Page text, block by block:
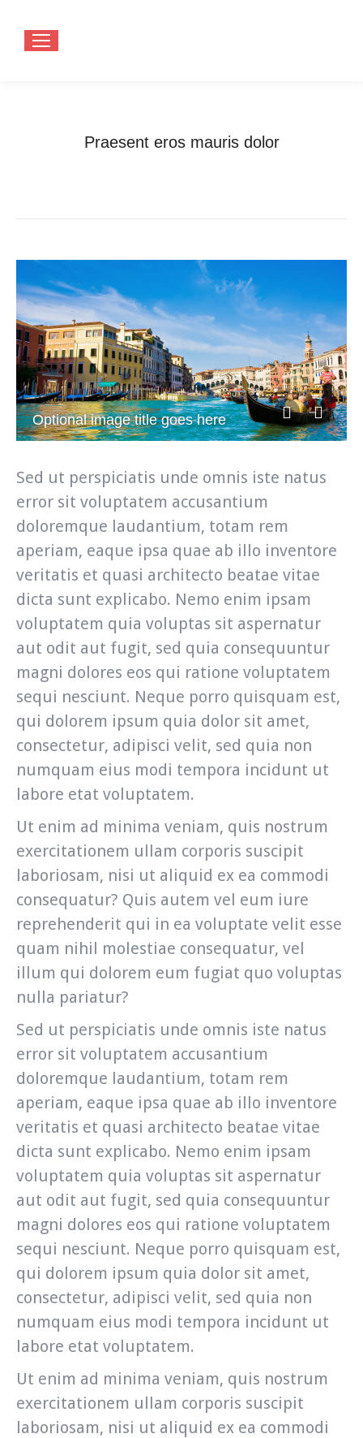
Praesent eros mauris dolor
Optional image title goes here
Sed ut perspiciatis unde omnis iste natus
error sit voluptatem accusantium
doloremque laudantium, totam rem
aperiam, eaque ipsa quae ab illo inventore
veritatis et quasi architecto beatae vitae
dicta sunt explicabo. Nemo enim ipsam
voluptatem quia voluptas sit aspernatur
aut odit aut fugit, sed quia consequuntur
magni dolores eos qui ratione voluptatem
sequi nesciunt. Neque porro quisquam est,
qui dolorem ipsum quia dolor sit amet,
consectetur, adipisci velit, sed quia non
numquam eius modi tempora incidunt ut
labore etat voluptatem.
Ut enim ad minima veniam, quis nostrum
exercitationem ullam corporis suscipit
laboriosam, nisi ut aliquid ex ea commodi
consequatur? Quis autem vel eum iure
reprehenderit qui in ea voluptate velit esse
quam nihil molestiae consequatur, vel
illum qui dolorem eum fugiat quo voluptas
nulla pariatur?
Sed ut perspiciatis unde omnis iste natus
error sit voluptatem accusantium
doloremque laudantium, totam rem
aperiam, eaque ipsa quae ab illo inventore
veritatis et quasi architecto beatae vitae
dicta sunt explicabo. Nemo enim ipsam
voluptatem quia voluptas sit aspernatur
aut odit aut fugit, sed quia consequuntur
magni dolores eos qui ratione voluptatem
sequi nesciunt. Neque porro quisquam est,
qui dolorem ipsum quia dolor sit amet,
consectetur, adipisci velit, sed quia non
numquam eius modi tempora incidunt ut
labore etat voluptatem.
Ut enim ad minima veniam, quis nostrum
exercitationem ullam corporis suscipit
laboriosam, nisi ut aliquid ex ea commodi